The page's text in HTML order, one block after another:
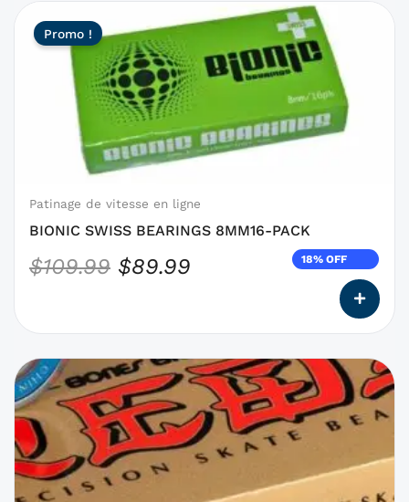
Promo !
Patinage de vitesse en ligne
BIONIC SWISS BEARINGS 8MM16-PACK
$109.99
prix
initial
était :
$109.99.
$89.99
Le
prix
actuel
$89.99.
produit
options
peuvent
choisies
sur
page
18% OFF
Ce
produit
a
des
options
qui